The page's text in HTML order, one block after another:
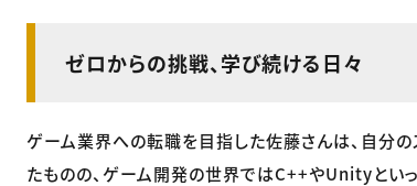
ゼロからの挑戦、学び続ける日々
ゲーム業界への転職を目指した佐藤さんは、自分
たものの、ゲーム開発の世界ではC++やUnityとい